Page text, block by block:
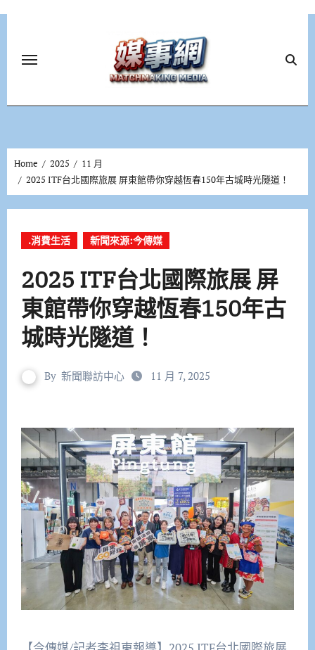
Home 2025
11 月
2025 ITF台北國際旅展 屏東館帶你穿越恆春150年古城時光隧道！
.消費生活 新聞來源:今傳媒
2025 ITF台北國際旅展 屏
東館帶你穿越恆春150年古
城時光隧道！
By 新聞聯訪中心 11 月 7, 2025